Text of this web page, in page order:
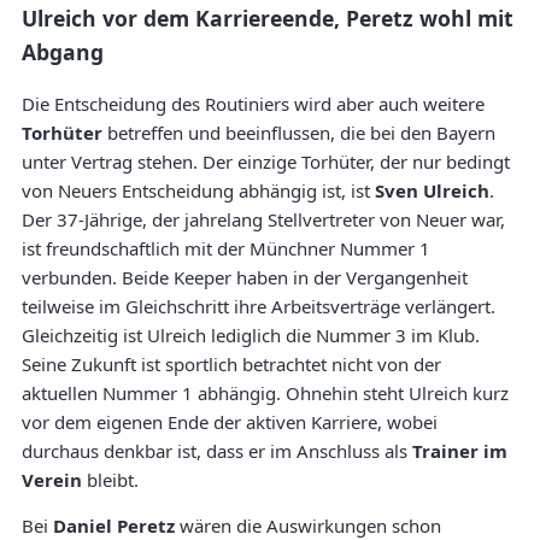
Ulreich vor dem Karriereende, Peretz wohl mit
Abgang
Die Entscheidung des Routiniers wird aber auch weitere
Torhüter betreffen und beeinflussen, die bei den Bayern
unter Vertrag stehen. Der einzige Torhüter, der nur bedingt
von Neuers Entscheidung abhängig ist, ist Sven Ulreich.
Der 37-Jährige, der jahrelang Stellvertreter von Neuer war,
ist freundschaftlich mit der Münchner Nummer 1
verbunden. Beide Keeper haben in der Vergangenheit
teilweise im Gleichschritt ihre Arbeitsverträge verlängert.
Gleichzeitig ist Ulreich lediglich die Nummer 3 im Klub.
Seine Zukunft ist sportlich betrachtet nicht von der
aktuellen Nummer 1 abhängig. Ohnehin steht Ulreich kurz
vor dem eigenen Ende der aktiven Karriere, wobei
durchaus denkbar ist, dass er im Anschluss als Trainer im
Verein bleibt.
Bei Daniel Peretz wären die Auswirkungen schon